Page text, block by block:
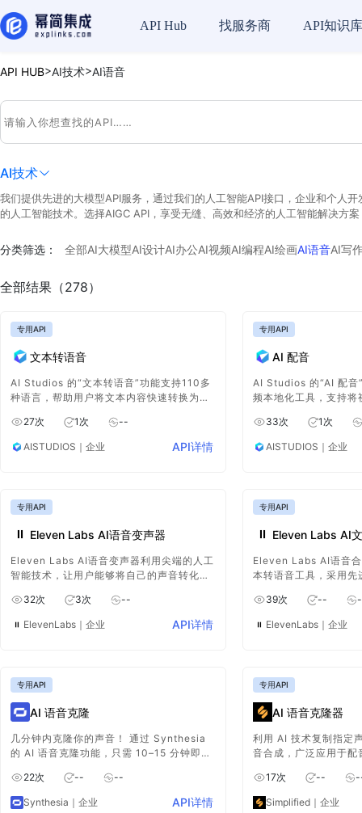
API Hub 找服务商 API知识库
API HUB>AI技术>AI语音
AI技术
我们提供先进的大模型API服务，通过我们的人工智能API接口，企业和个人
的人工智能技术。选择AIGC API，享受无缝、高效和经济的人工智能解决方
分类筛选： 全部AI大模型AI设计AI办公AI视频AI编程AI绘画AI语音AI写
全部结果（278）
专用API
文本转语音
AI Studios 的“文本转语音”功能支持110多
种语言，帮助用户将文本内容快速转换为高
生成自然流畅的声音，节省录音时间和人力
成本。无论是视频配音、广告解说还是有声
读物制作，都能轻松满足多语言、多场景的
27次 1 次 --
AISTUDIOS ｜企业 API详情
专用API
AI 配音
AI Studios 的“AI 配音
频本地化工具，支持
和自动唇形同步技术
频的多语言配音。该
机构和内容创作者，
33次 1 次
AISTUDIOS ｜企业
专用API
Eleven Labs AI语音变声器
Eleven Labs AI语音变声器利用尖端的人工
智能技术，让用户能够将自己的声音转化为
出，您可以自由选择想要的声音效果，无论
是性别、年龄、语气还是情感表达，都可以
轻松调整。这款工具不仅适用于娱乐和创意
持，您可以体验到前所未有的个性化声音定
制。
32次 3次 --
ElevenLabs ｜企业 API详情
专用API
Eleven Labs AI
Eleven Labs AI语音
本转语音工具，采用先
还是商业应用，它都
音输出，完美模拟真
足多种需求，如语音
音，提高互动体验。
39次 --
ElevenLabs ｜企业
专用API
AI 语音克隆
几分钟内克隆你的声音！ 通过 Synthesia
的 AI 语音克隆功能，只需 10–15 分钟即可
配音，适用于视频、播客、有声书、广告等
多种场景。页面下方有示例可试听体验。
22次 -- --
Synthesia ｜企业 API详情
专用API
AI 语音克隆器
利用 AI 技术复制指定
音合成，广泛应用于配
17次 --
Simplified ｜企业